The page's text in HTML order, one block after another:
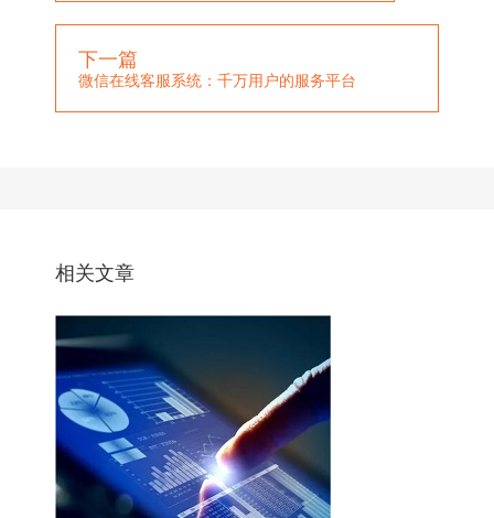
下一篇
微信在线客服系统：千万用户的服务平台
相关文章